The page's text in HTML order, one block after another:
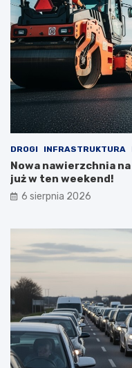
DROGI INFRASTRUKTURA
Nowa nawierzchnia
już w ten weekend!
6 sierpnia 2026